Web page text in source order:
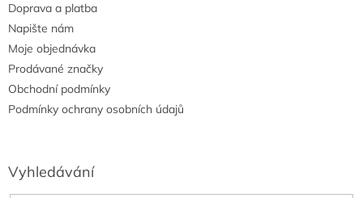
Doprava a platba
Napište nám
Moje objednávka
Prodávané značky
Obchodní podmínky
Podmínky ochrany osobních údajů
Vyhledávání